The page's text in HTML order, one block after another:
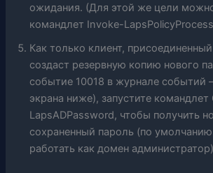
ожидания. (Для этой же цели
командлет Invoke-
Как только клиент,
создаст резервную копию нового
событие 10018 в журнале событий
экрана ниже), запустите командлет
LapsADPassword, чтобы получить
сохраненный пароль (по
работать как домен